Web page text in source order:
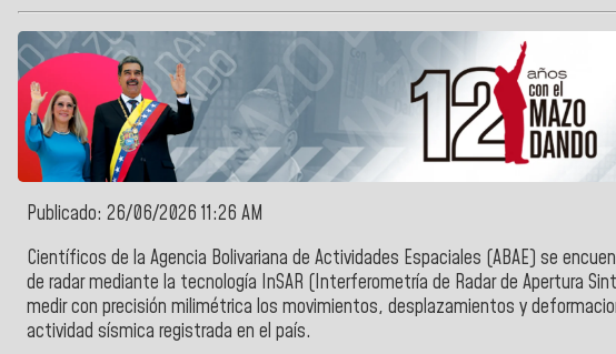
Publicado: 26/06/2026 11:26 AM
Científicos de la Agencia Bolivariana de Actividades Espaciales (ABAE) se
de radar mediante la tecnología InSAR (Interferometría de Radar de Apertura
medir con precisión milimétrica los movimientos, desplazamientos y
actividad sísmica registrada en el país.